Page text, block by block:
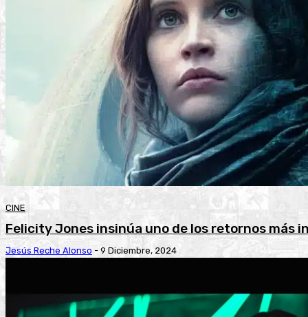
CINE
Felicity Jones insinúa uno de los retornos más
Jesús Reche Alonso - 9 Diciembre, 2024